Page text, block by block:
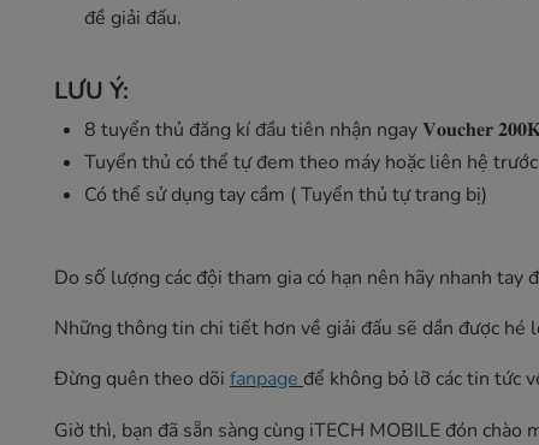
đề giải đấu.
LƯU Ý:
8 tuyển thủ đăng kí đầu tiên nhận ngay 𝐕𝐨𝐮𝐜𝐡𝐞𝐫
Tuyển thủ có thể tự đem theo máy hoặc liên hệ
Có thể sử dụng tay cầm ( Tuyển thủ tự trang bị)
Do số lượng các đội tham gia có hạn nên hãy nhanh tay
Những thông tin chi tiết hơn về giải đấu sẽ dần được hé
Đừng quên theo dõi fanpage để không bỏ lỡ các tin tức
Giờ thì, bạn đã sẵn sàng cùng iTECH MOBILE đón chào